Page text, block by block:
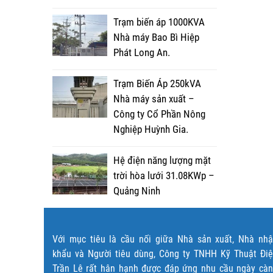
Trạm biến áp 1000KVA
Nhà máy Bao Bì Hiệp
Phát Long An.
Trạm Biến Áp 250kVA
Nhà máy sản xuất –
Công ty Cổ Phần Nông
Nghiệp Huỳnh Gia.
Hệ điện năng lượng mặt
trời hòa lưới 31.08KWp –
Quảng Ninh
Với mục tiêu là cầu nối giữa Nhà sản xuất, Nhà
khẩu và Người tiêu dùng, Công ty TNHH Kỹ Thuật
Trần Lê rất hân hạnh được đáp ứng nhu cầu ngày